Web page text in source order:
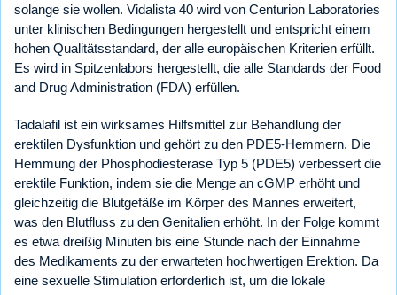
solange sie wollen. Vidalista 40 wird von Centurion Laboratories
unter klinischen Bedingungen hergestellt und entspricht einem
hohen Qualitätsstandard, der alle europäischen Kriterien erfüllt.
Es wird in Spitzenlabors hergestellt, die alle Standards der Food
and Drug Administration (FDA) erfüllen.
Tadalafil ist ein wirksames Hilfsmittel zur Behandlung der
erektilen Dysfunktion und gehört zu den PDE5-Hemmern. Die
Hemmung der Phosphodiesterase Typ 5 (PDE5) verbessert die
erektile Funktion, indem sie die Menge an cGMP erhöht und
gleichzeitig die Blutgefäße im Körper des Mannes erweitert,
was den Blutfluss zu den Genitalien erhöht. In der Folge kommt
es etwa dreißig Minuten bis eine Stunde nach der Einnahme
des Medikaments zu der erwarteten hochwertigen Erektion. Da
eine sexuelle Stimulation erforderlich ist, um die lokale